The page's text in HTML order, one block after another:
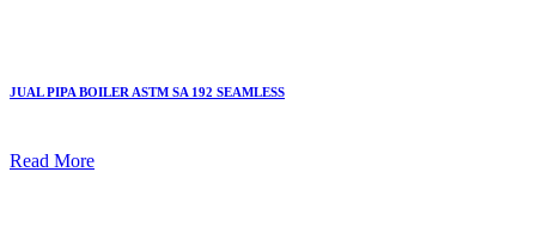
JUAL PIPA BOILER ASTM SA 192 SEAMLESS
Read More